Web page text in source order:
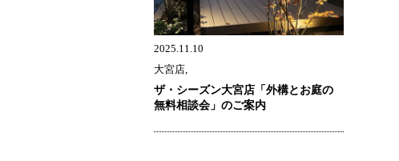
2025.11.10
大宮店,
ザ・シーズン大宮店「外構とお庭の
無料相談会」のご案内